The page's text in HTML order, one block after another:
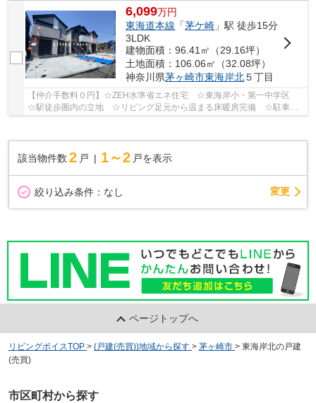
6,099万円
東海道本線 「茅ケ崎 」駅 徒歩15分
3LDK
建物面積：96.41㎡（29.16坪）
土地面積：106.06㎡（32.08坪）
神奈川県茅ヶ崎市東海岸北５丁目
【仲介手数料０円】☆ZEH水準省エネ住宅 ☆東海岸小・第一中学区
☆駅徒歩圏内の立地 ☆リビング足元から温まる床暖房完備 ☆駐車場
該当物件数 2 戸 1～2 戸を表示
絞り込み条件： なし 変更
ページトップへ
リビングボイスTOP > (戸建(売買))地域から探す > 茅ヶ崎市 > 東海岸北の戸建
(売買)
市区町村から探す